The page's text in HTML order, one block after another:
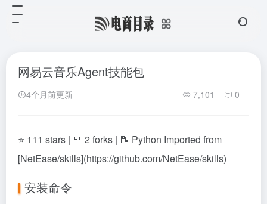
网易云音乐Agent技能包
4个月前更新 7,101 0
⭐ 111 stars | 🍴 2 forks | 📝 Python Imported from
[NetEase/skills](https://github.com/NetEase/skills)
安装命令